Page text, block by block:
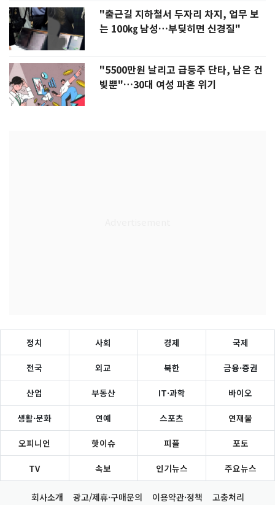
"출근길 지하철서 두자리 차지, 업무 보
는 100㎏ 남성…부딪히면 신경질"
"5500만원 날리고 급등주 단타, 남은 건
빚뿐"…30대 여성 파혼 위기
정치 사회 경제 국제
전국 외교 북한 금융·증권
산업 부동산 IT·과학 바이오
생활·문화 연예 스포츠 연재물
오피니언 핫이슈 피플 포토
TV 속보 인기뉴스 주요뉴스
회사소개 광고/제휴·구매문의 이용약관·정책 고충처리